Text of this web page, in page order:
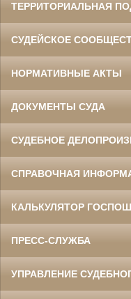
ТЕРРИТОРИАЛЬНАЯ
СУДЕЙСКОЕ
НОРМАТИВНЫЕ АКТЫ
ДОКУМЕНТЫ СУДА
СУДЕБНОЕ
СПРАВОЧНАЯ
КАЛЬКУЛЯТОР
ПРЕСС-СЛУЖБА
УПРАВЛЕНИЕ